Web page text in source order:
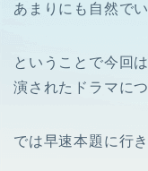
あまりにも自然で
ということで今回
演されたドラマに
では早速本題に行